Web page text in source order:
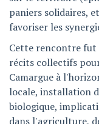
paniers solidaires,
favoriser les
Cette rencontre fut
récits collectifs
Camargue à
locale, installation
biologique,
dans l'agriculture,